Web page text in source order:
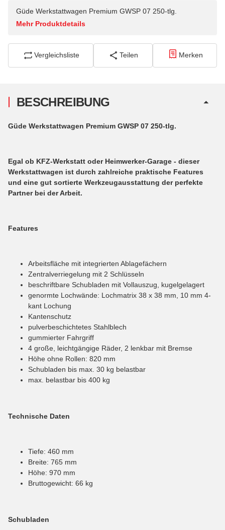
Güde Werkstattwagen Premium GWSP 07 250-tlg.
Mehr Produktdetails
Vergleichsliste Teilen Merken
BESCHREIBUNG
Güde Werkstattwagen Premium GWSP 07 250-tlg.
Egal ob KFZ-Werkstatt oder Heimwerker-Garage - dieser
Werkstattwagen ist durch zahlreiche praktische Features
und eine gut sortierte Werkzeugausstattung der perfekte
Partner bei der Arbeit.
Features
Arbeitsfläche mit integrierten Ablagefächern
Zentralverriegelung mit 2 Schlüsseln
beschriftbare Schubladen mit Vollauszug, kugelgelagert
genormte Lochwände: Lochmatrix 38 x 38 mm, 10 mm 4-
kant Lochung
Kantenschutz
pulverbeschichtetes Stahlblech
gummierter Fahrgriff
4 große, leichtgängige Räder, 2 lenkbar mit Bremse
Höhe ohne Rollen: 820 mm
Schubladen bis max. 30 kg belastbar
max. belastbar bis 400 kg
Technische Daten
Tiefe: 460 mm
Breite: 765 mm
Höhe: 970 mm
Bruttogewicht: 66 kg
Schubladen